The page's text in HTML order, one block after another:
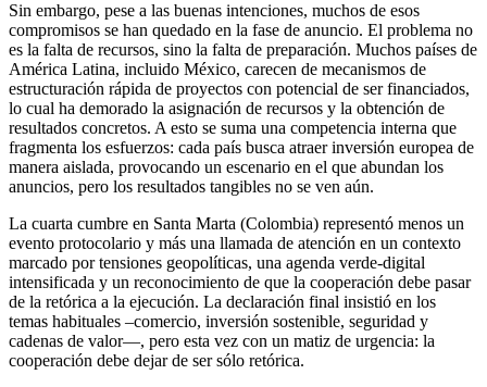
Sin embargo, pese a las buenas intenciones, muchos de esos
compromisos se han quedado en la fase de anuncio. El problema no
es la falta de recursos, sino la falta de preparación. Muchos países de
América Latina, incluido México, carecen de mecanismos de
estructuración rápida de proyectos con potencial de ser financiados,
lo cual ha demorado la asignación de recursos y la obtención de
resultados concretos. A esto se suma una competencia interna que
fragmenta los esfuerzos: cada país busca atraer inversión europea de
manera aislada, provocando un escenario en el que abundan los
anuncios, pero los resultados tangibles no se ven aún.
La cuarta cumbre en Santa Marta (Colombia) representó menos un
evento protocolario y más una llamada de atención en un contexto
marcado por tensiones geopolíticas, una agenda verde-digital
intensificada y un reconocimiento de que la cooperación debe pasar
de la retórica a la ejecución. La declaración final insistió en los
temas habituales –comercio, inversión sostenible, seguridad y
cadenas de valor—, pero esta vez con un matiz de urgencia: la
cooperación debe dejar de ser sólo retórica.